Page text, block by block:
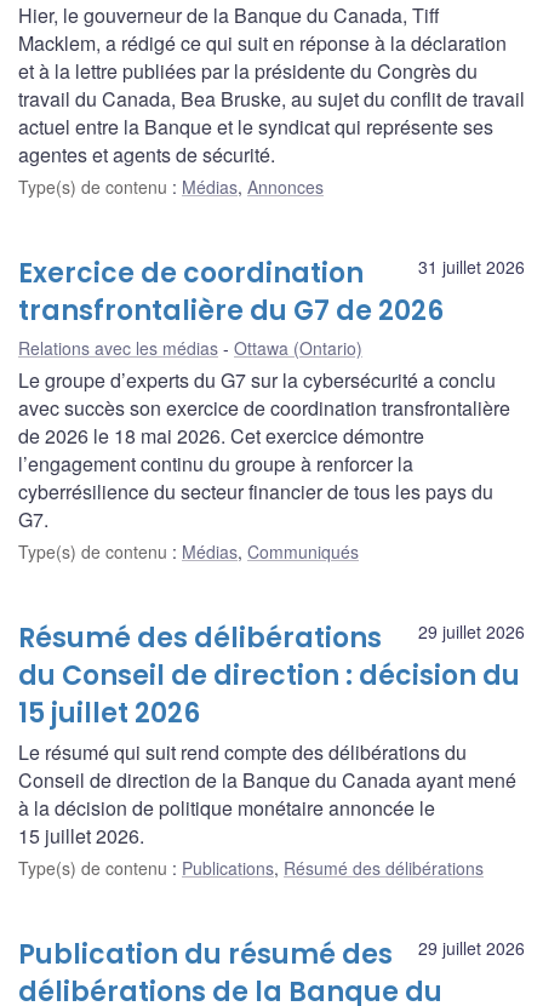
Hier, le gouverneur de la Banque du Canada, Tiff
Macklem, a rédigé ce qui suit en réponse à la déclaration
et à la lettre publiées par la présidente du Congrès du
travail du Canada, Bea Bruske, au sujet du conflit de travail
actuel entre la Banque et le syndicat qui représente ses
agentes et agents de sécurité.
Type(s) de contenu : Médias, Annonces
31 juillet 2026
Exercice de coordination
transfrontalière du G7 de 2026
Relations avec les médias Ottawa (Ontario)
Le groupe d’experts du G7 sur la cybersécurité a conclu
avec succès son exercice de coordination transfrontalière
de 2026 le 18 mai 2026. Cet exercice démontre
l’engagement continu du groupe à renforcer la
cyberrésilience du secteur financier de tous les pays du
G7.
Type(s) de contenu : Médias, Communiqués
29 juillet 2026
Résumé des délibérations
du Conseil de direction : décision du
15 juillet 2026
Le résumé qui suit rend compte des délibérations du
Conseil de direction de la Banque du Canada ayant mené
à la décision de politique monétaire annoncée le
15 juillet 2026.
Type(s) de contenu : Publications, Résumé des délibérations
29 juillet 2026
Publication du résumé des
délibérations de la Banque du